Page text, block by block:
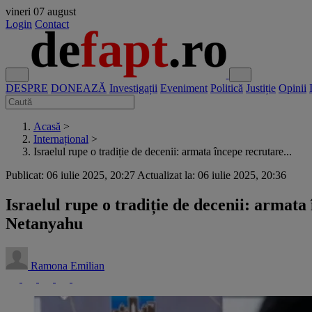
vineri 07 august
Login Contact
DESPRE DONEAZĂ Investigații Eveniment Politică Justiție Opinii
Acasă >
Internațional >
Israelul rupe o tradiție de decenii: armata începe recrutare...
Publicat: 06 iulie 2025, 20:27 Actualizat la: 06 iulie 2025, 20:36
Israelul rupe o tradiție de decenii:
Netanyahu
Ramona Emilian